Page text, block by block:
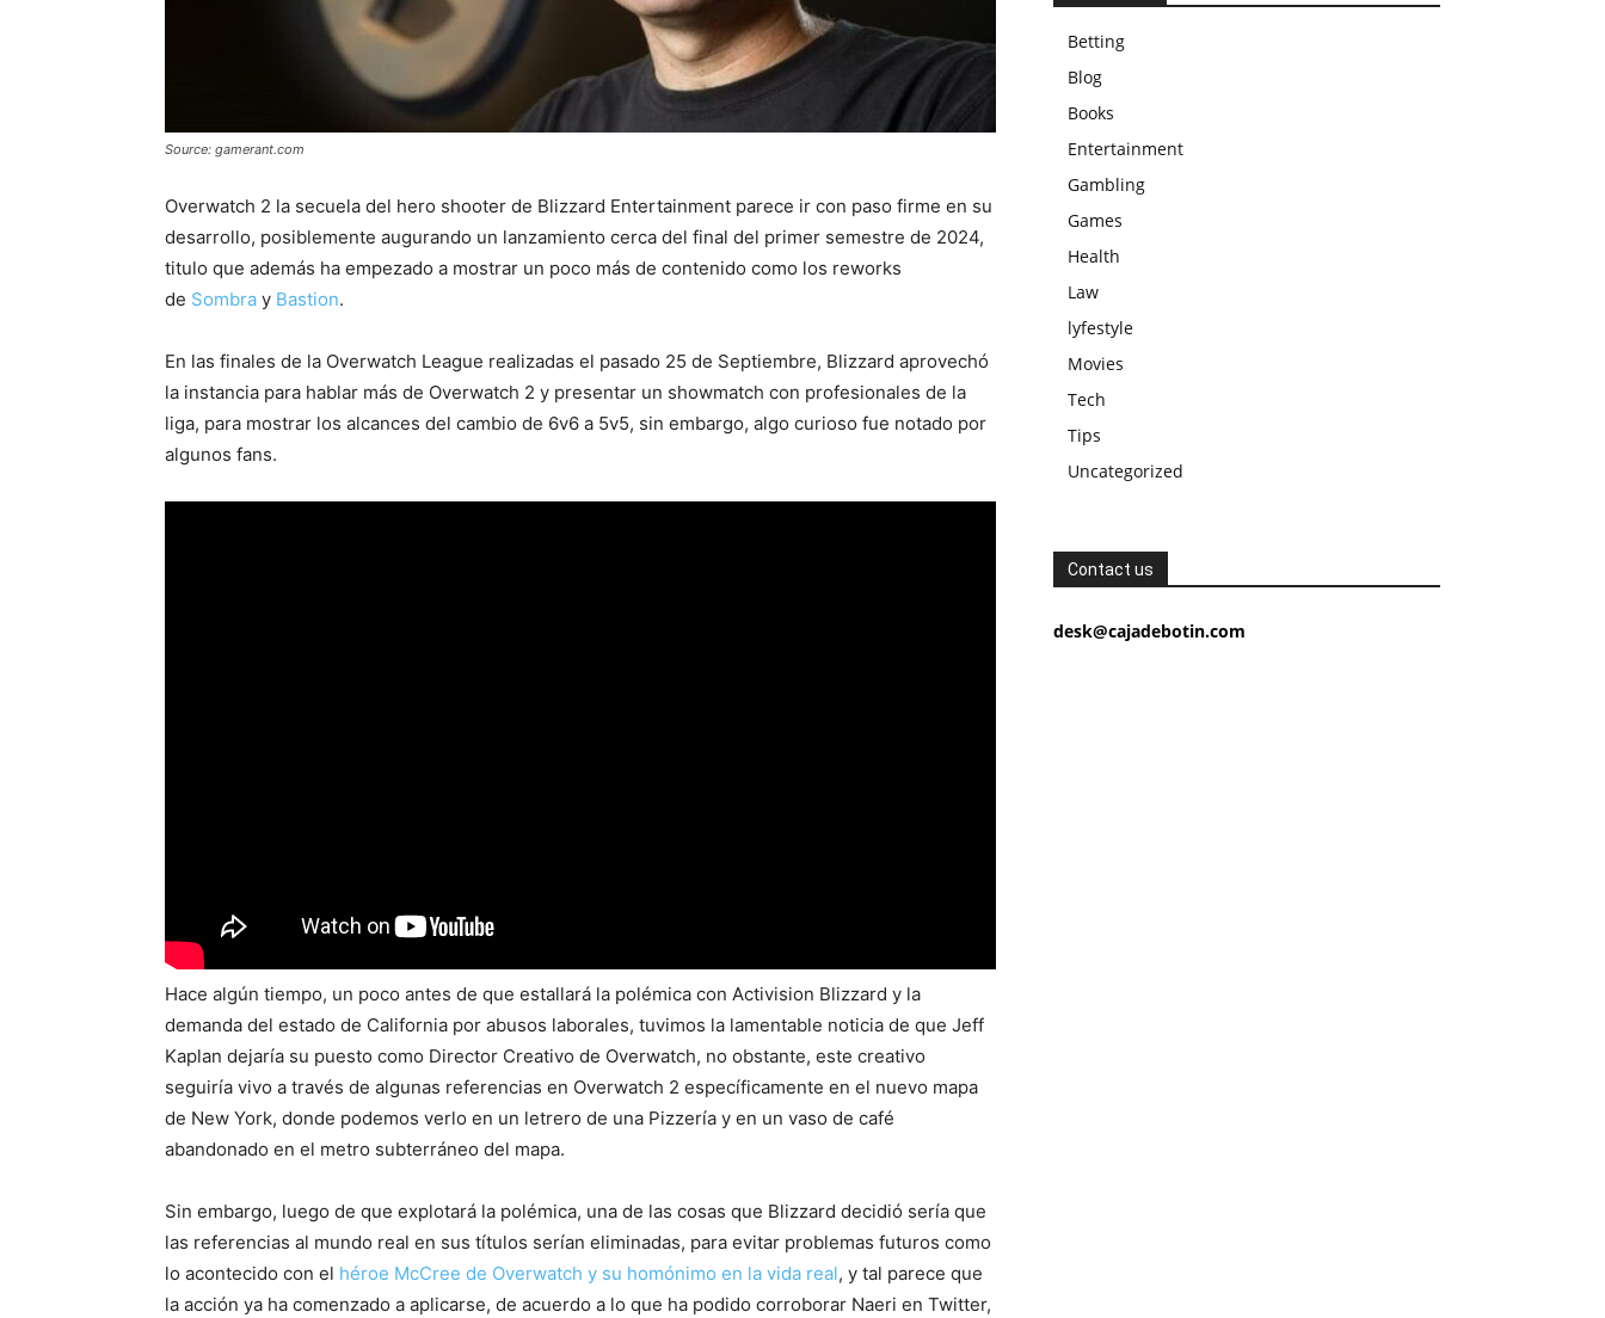
Source: gamerant.com
Overwatch 2 la secuela del hero shooter de Blizzard Entertainment parece ir con paso firme en su
desarrollo, posiblemente augurando un lanzamiento cerca del final del primer semestre de 2024,
titulo que además ha empezado a mostrar un poco más de contenido como los reworks
de Sombra y Bastion.
En las finales de la Overwatch League realizadas el pasado 25 de Septiembre, Blizzard aprovechó
la instancia para hablar más de Overwatch 2 y presentar un showmatch con profesionales de la
liga, para mostrar los alcances del cambio de 6v6 a 5v5, sin embargo, algo curioso fue notado por
algunos fans.
Hace algún tiempo, un poco antes de que estallará la polémica con Activision Blizzard y la
demanda del estado de California por abusos laborales, tuvimos la lamentable noticia de que Jeff
Kaplan dejaría su puesto como Director Creativo de Overwatch, no obstante, este creativo
seguiría vivo a través de algunas referencias en Overwatch 2 específicamente en el nuevo mapa
de New York, donde podemos verlo en un letrero de una Pizzería y en un vaso de café
abandonado en el metro subterráneo del mapa.
Sin embargo, luego de que explotará la polémica, una de las cosas que Blizzard decidió sería que
las referencias al mundo real en sus títulos serían eliminadas, para evitar problemas futuros como
lo acontecido con el héroe McCree de Overwatch y su homónimo en la vida real, y tal parece que
la acción ya ha comenzado a aplicarse, de acuerdo a lo que ha podido corroborar Naeri en Twitter,
Betting
Blog
Books
Entertainment
Gambling
Games
Health
Law
lyfestyle
Movies
Tech
Tips
Uncategorized
Contact us
desk@cajadebotin.com